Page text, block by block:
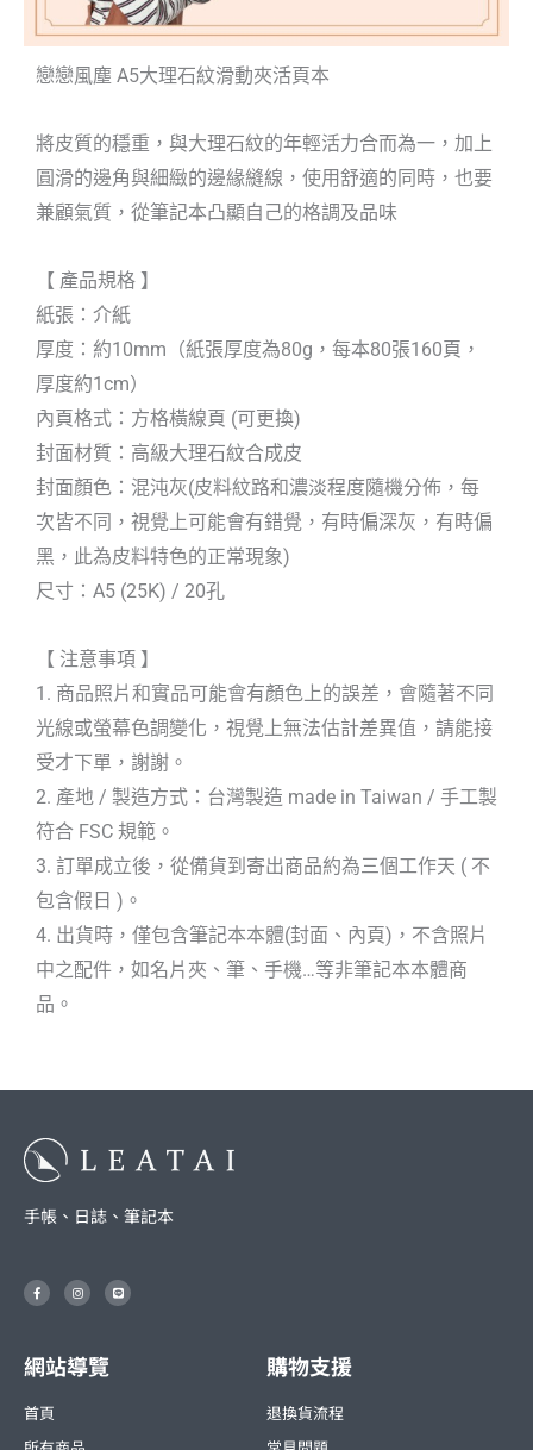
戀戀風塵 A5大理石紋滑動夾活頁本
將皮質的穩重，與大理石紋的年輕活力合而為一，加上
圓滑的邊角與細緻的邊緣縫線，使用舒適的同時，也要
兼顧氣質，從筆記本凸顯自己的格調及品味
【 產品規格 】
紙張：介紙
厚度：約10mm（紙張厚度為80g，每本80張160頁，
厚度約1cm）
內頁格式：方格橫線頁 (可更換)
封面材質：高級大理石紋合成皮
封面顏色：混沌灰(皮料紋路和濃淡程度隨機分佈，每
次皆不同，視覺上可能會有錯覺，有時偏深灰，有時偏
黑，此為皮料特色的正常現象)
尺寸：A5 (25K) / 20孔
【 注意事項 】
1. 商品照片和實品可能會有顏色上的誤差，會隨著不同
光線或螢幕色調變化，視覺上無法估計差異值，請能接
受才下單，謝謝。
2. 產地 / 製造方式：台灣製造 made in Taiwan / 手工製
符合 FSC 規範。
3. 訂單成立後，從備貨到寄出商品約為三個工作天 ( 不
包含假日 )。
4. 出貨時，僅包含筆記本本體(封面、內頁)，不含照片
中之配件，如名片夾、筆、手機…等非筆記本本體商
品。
手帳、日誌、筆記本
F
a
c
o
k
-
I
n
s
r
a
m
L
i
n
網站導覽
首頁
購物支援
退換貨流程